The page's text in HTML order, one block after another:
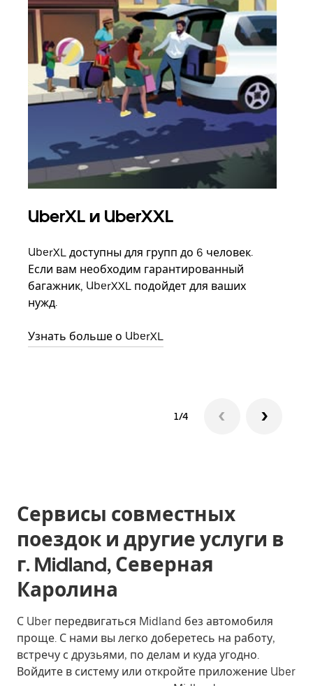
UberXL и UberXXL
UberXL доступны для групп до 6 человек.
Если вам необходим гарантированный
багажник, UberXXL подойдет для ваших
нужд.
Узнать больше о UberXL
1/4
Сервисы совместных
поездок и другие услуги в
г. Midland, Северная
Каролина
С Uber передвигаться Midland без автомобиля
проще. С нами вы легко доберетесь на работу,
встречу с друзьями, по делам и куда угодно.
Войдите в систему или откройте приложение Uber